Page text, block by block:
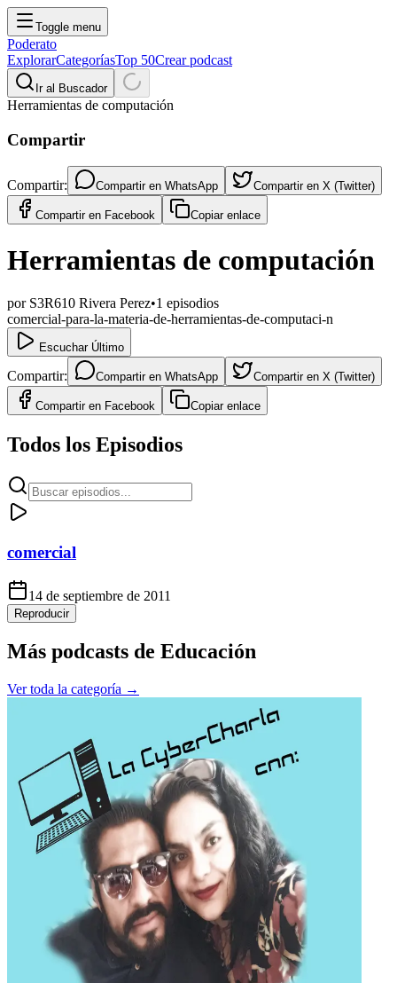
Toggle menu
Poderato
ExplorarCategoríasTop 50Crear podcast
Ir al Buscador
Herramientas de computación
Compartir
Compartir: Compartir en WhatsApp Compartir en X (Twitter)
Compartir en Facebook Copiar enlace
Herramientas de computación
por S3R610 Rivera Perez•1 episodios
comercial-para-la-materia-de-herramientas-de-computaci-n
Escuchar Último
Compartir: Compartir en WhatsApp Compartir en X (Twitter)
Compartir en Facebook Copiar enlace
Todos los Episodios
comercial
14 de septiembre de 2011
Reproducir
Más podcasts de Educación
Ver toda la categoría →